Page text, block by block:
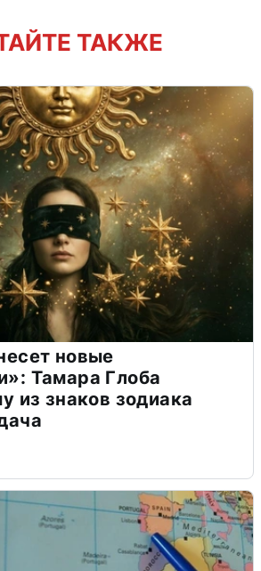
ТАКЖЕ
новые
Тамара Глоба
из знаков зодиака